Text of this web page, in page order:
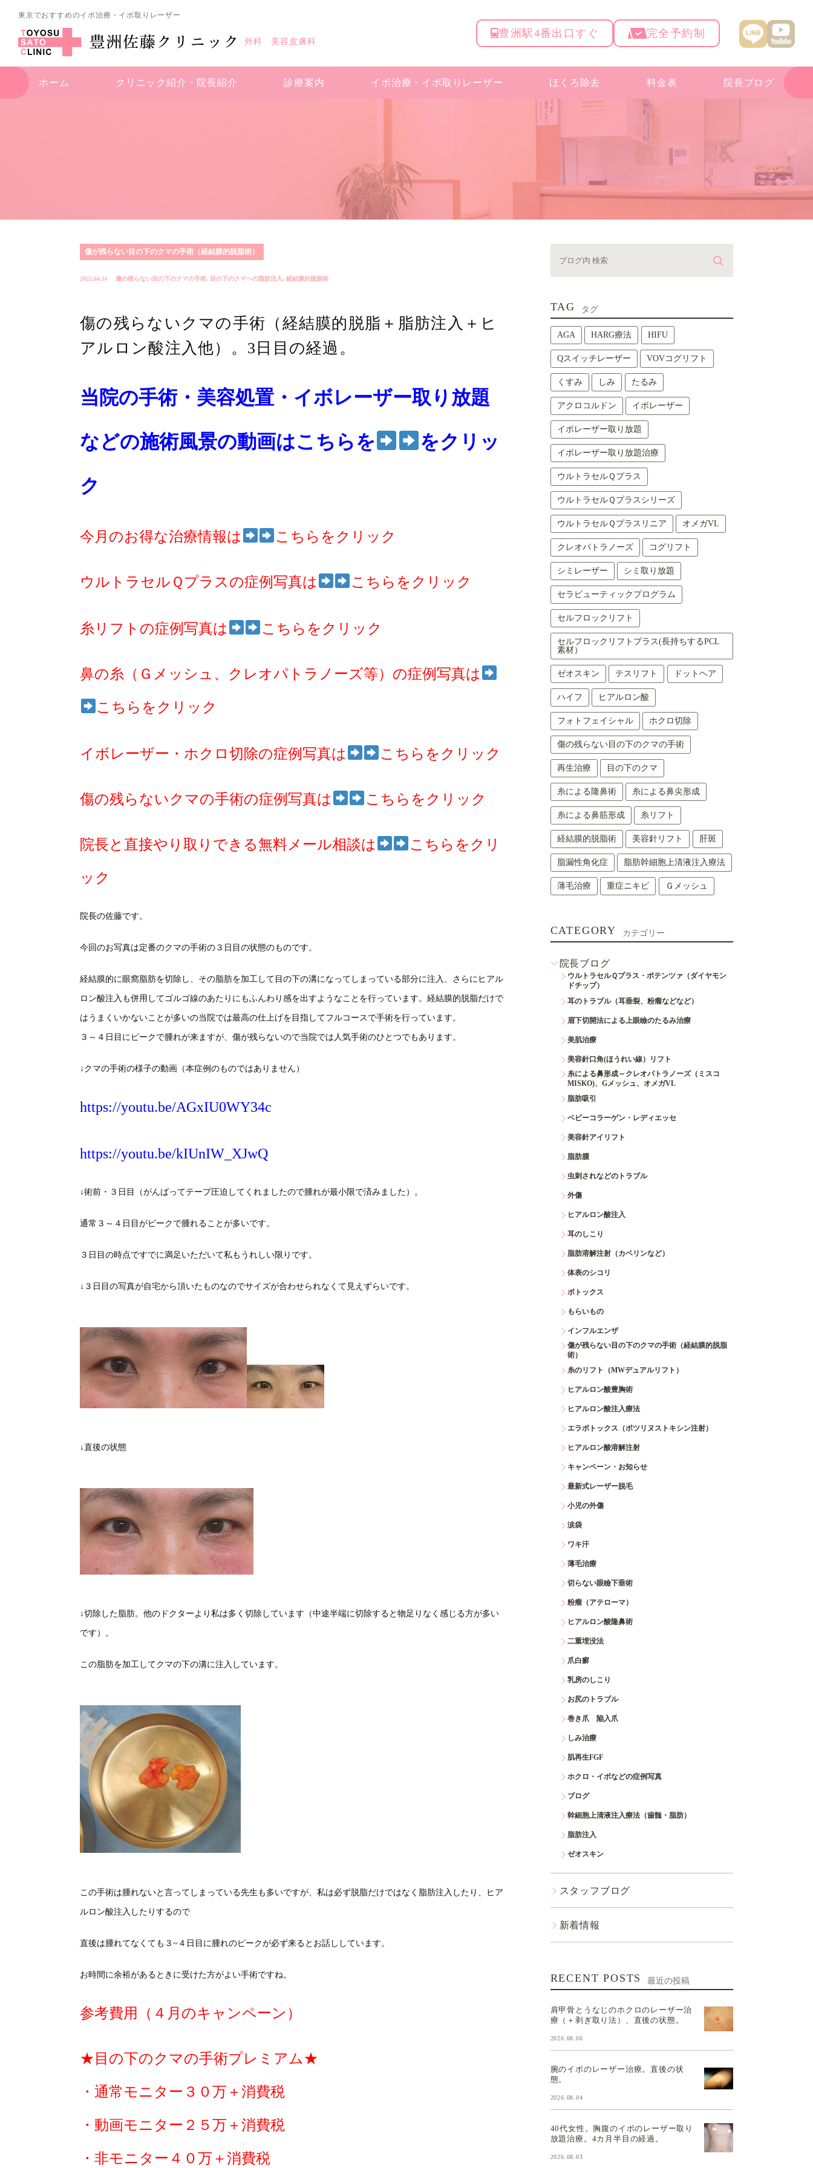
東京でおすすめのイボ治療・イボ取りレーザー
外科 美容皮膚科
豊洲駅4番出口すぐ 完全予約制
ホーム クリニック紹介・ 院長紹介 診療案内 イボ治療・ イボ取りレーザー ほくろ除去 料金表 院長ブログ
傷が残らない目の下のクマの手術（経結膜的脱脂術）
2022.04.16 傷の残らない目の下のクマの手術, 目の下のクマへの脂肪注入, 経結膜的脱脂術
傷の残らないクマの手術（経結膜的脱脂＋脂肪注入＋ヒ
アルロン酸注入他）。3日目の経過。
当院の手術・美容処置・イボレーザー取り放題
などの施術風景の動画はこちらを をクリッ
ク
今月のお得な治療情報は こちらをクリック
ウルトラセルＱプラスの症例写真は こちらをクリック
糸リフトの症例写真は こちらをクリック
鼻の糸（Ｇメッシュ、クレオパトラノーズ等）の症例写真は
こちらをクリック
イボレーザー・ホクロ切除の症例写真は こちらをクリック
傷の残らないクマの手術の症例写真は こちらをクリック
院長と直接やり取りできる無料メール相談は こちらをクリ
ック
院長の佐藤です。
今回のお写真は定番のクマの手術の３日目の状態のものです。
経結膜的に眼窩脂肪を切除し、その脂肪を加工して目の下の溝になってしまっている部分に注入、さらにヒアル
ロン酸注入も併用してゴルゴ線のあたりにもふんわり感を出すようなことを行っています。経結膜的脱脂だけで
はうまくいかないことが多いの当院では最高の仕上げを目指してフルコースで手術を行っています。
３～４日目にピークで腫れが来ますが、傷が残らないので当院では人気手術のひとつでもあります。
↓クマの手術の様子の動画（本症例のものではありません）
https://youtu.be/AGxIU0WY34c
https://youtu.be/kIUnIW_XJwQ
↓術前・３日目（がんばってテープ圧迫してくれましたので腫れが最小限で済みました）。
通常３～４日目がピークで腫れることが多いです。
３日目の時点ですでに満足いただいて私もうれしい限りです。
↓３日目の写真が自宅から頂いたものなのでサイズが合わせられなくて見えずらいです。
↓直後の状態
↓切除した脂肪。他のドクターより私は多く切除しています（中途半端に切除すると物足りなく感じる方が多い
です）。
この脂肪を加工してクマの下の溝に注入しています。
この手術は腫れないと言ってしまっている先生も多いですが、私は必ず脱脂だけではなく脂肪注入したり、ヒア
ルロン酸注入したりするので
直後は腫れてなくても３~４日目に腫れのピークが必ず来るとお話ししています。
お時間に余裕があるときに受けた方がよい手術ですね。
参考費用（４月のキャンペーン）
★目の下のクマの手術プレミアム★
・通常モニター３０万＋消費税
・動画モニター２５万＋消費税
・非モニター４０万＋消費税
TAG タグ
AGA HARG療法 HIFU
Qスイッチレーザー VOVコグリフト
くすみ しみ たるみ
アクロコルドン イボレーザー
イボレーザー取り放題
イボレーザー取り放題治療
ウルトラセルＱプラス
ウルトラセルＱプラスシリーズ
ウルトラセルＱプラスリニア オメガVL
クレオパトラノーズ コグリフト
シミレーザー シミ取り放題
セラピューティックプログラム
セルフロックリフト
セルフロックリフトプラス(長持ちするPCL
素材）
ゼオスキン テスリフト ドットヘア
ハイフ ヒアルロン酸
フォトフェイシャル ホクロ切除
傷の残らない目の下のクマの手術
再生治療 目の下のクマ
糸による隆鼻術 糸による鼻尖形成
糸による鼻筋形成 糸リフト
経結膜的脱脂術 美容針リフト 肝斑
脂漏性角化症 脂肪幹細胞上清液注入療法
薄毛治療 重症ニキビ Ｇメッシュ
CATEGORY カテゴリー
院長ブログ
ウルトラセルＱプラス・ポテンツァ（ダイヤモン
ドチップ）
耳のトラブル（耳垂裂、粉瘤などなど）
眉下切開法による上眼瞼のたるみ治療
美肌治療
美容針口角(ほうれい線）リフト
糸による鼻形成～クレオパトラノーズ（ミスコ
MISKO)、Gメッシュ、オメガVL
脂肪吸引
ベビーコラーゲン・レディエッセ
美容針アイリフト
脂肪腫
虫刺されなどのトラブル
外傷
ヒアルロン酸注入
耳のしこり
脂肪溶解注射（カベリンなど）
体表のシコリ
ボトックス
もらいもの
インフルエンザ
傷が残らない目の下のクマの手術（経結膜的脱脂
術）
糸のリフト（MWデュアルリフト）
ヒアルロン酸豊胸術
ヒアルロン酸注入療法
エラボトックス（ボツリヌストキシン注射）
ヒアルロン酸溶解注射
キャンペーン・お知らせ
最新式レーザー脱毛
小児の外傷
涙袋
ワキ汗
薄毛治療
切らない眼瞼下垂術
粉瘤（アテローマ）
ヒアルロン酸隆鼻術
二重埋没法
爪白癬
乳房のしこり
お尻のトラブル
巻き爪 陥入爪
しみ治療
肌再生FGF
ホクロ・イボなどの症例写真
ブログ
幹細胞上清液注入療法（歯髄・脂肪）
脂肪注入
ゼオスキン
スタッフブログ
新着情報
RECENT POSTS 最近の投稿
肩甲骨とうなじのホクロのレーザー治
療（＋剥ぎ取り法）、直後の状態。
2026.08.06
腕のイボのレーザー治療。直後の状
態。
2026.08.04
40代女性。胸腹のイボのレーザー取り
放題治療。4カ月半目の経過。
2026.08.03